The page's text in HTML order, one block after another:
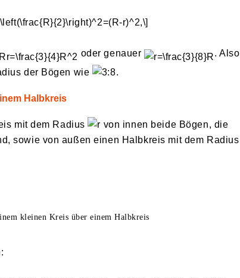
oder genauer
. Also
der Bögen wie
.
Halbkreis
mit dem Radius
von innen beide Bögen, die
sowie von außen einen Halbkreis mit dem Radius
kleinen Kreis über einem Halbkreis